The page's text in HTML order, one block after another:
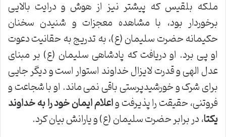
ملکه بلقیس که پیشتر نیز از هوش و درایت بالایی
برخوردار بود، با مشاهده معجزات و شنیدن سخنان
حکیمانه حضرت سلیمان (ع)، به تدریج به حقانیت دعوت
او پی برد. او دریافت که پادشاهی سلیمان (ع) بر مبنای
عدل الهی و قدرت لایزال خداوند استوار است و دیگر جایی
برای شرک و خورشیدپرستی باقی نمی ماند. او با شجاعت و
فروتنی، حقیقت را پذیرفت واعلام ایمان خود را به خداوند
یکتا، در برابر حضرت سلیمان (ع) و یارانش بیان کرد.